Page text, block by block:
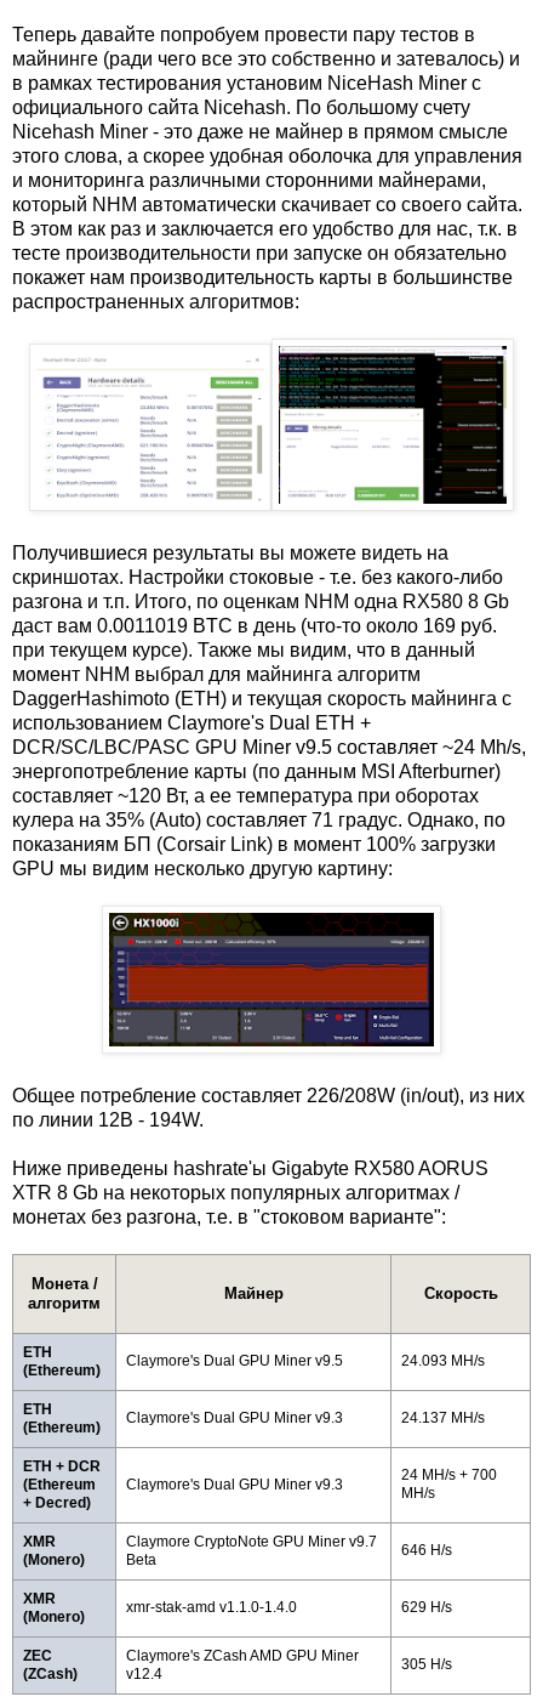
Теперь давайте попробуем провести пару тестов в
майнинге (ради чего все это собственно и затевалось) и
в рамках тестирования установим NiceHash Miner с
официального сайта Nicehash. По большому счету
Nicehash Miner - это даже не майнер в прямом смысле
этого слова, а скорее удобная оболочка для управления
и мониторинга различными сторонними майнерами,
который NHM автоматически скачивает со своего сайта.
В этом как раз и заключается его удобство для нас, т.к. в
тесте производительности при запуске он обязательно
покажет нам производительность карты в большинстве
распространенных алгоритмов:
Получившиеся результаты вы можете видеть на
скриншотах. Настройки стоковые - т.е. без какого-либо
разгона и т.п. Итого, по оценкам NHM одна RX580 8 Gb
даст вам 0.0011019 BTC в день (что-то около 169 руб.
при текущем курсе). Также мы видим, что в данный
момент NHM выбрал для майнинга алгоритм
DaggerHashimoto (ETH) и текущая скорость майнинга с
использованием Claymore's Dual ETH +
DCR/SC/LBC/PASC GPU Miner v9.5 составляет ~24 Mh/s,
энергопотребление карты (по данным MSI Afterburner)
составляет ~120 Вт, а ее температура при оборотах
кулера на 35% (Auto) составляет 71 градус. Однако, по
показаниям БП (Corsair Link) в момент 100% загрузки
GPU мы видим несколько другую картину:
Общее потребление составляет 226/208W (in/out), из них
по линии 12В - 194W.
Ниже приведены hashrate'ы Gigabyte RX580 AORUS
XTR 8 Gb на некоторых популярных алгоритмах /
монетах без разгона, т.е. в "стоковом варианте":
Монета /
алгоритм
Майнер Скорость
ETH
(Ethereum)
Claymore's Dual GPU Miner v9.5 24.093 MH/s
ETH
(Ethereum)
Claymore's Dual GPU Miner v9.3 24.137 MH/s
ETH + DCR
(Ethereum
+ Decred)
Claymore's Dual GPU Miner v9.3
24 MH/s + 700
MH/s
XMR
(Monero)
Claymore CryptoNote GPU Miner v9.7
Beta
646 H/s
XMR
(Monero)
xmr-stak-amd v1.1.0-1.4.0 629 H/s
ZEC
(ZCash)
Claymore's ZCash AMD GPU Miner
v12.4
305 H/s